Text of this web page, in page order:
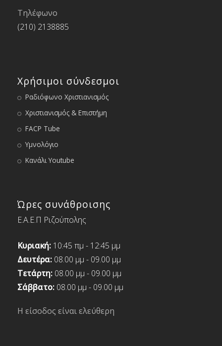
Τηλέφωνο
(210) 2138885
Χρήσιμοι σύνδεσμοι
Ραδιόφωνο Χριστιανισμός
Χριστιανισμός & Επιστήμη
FACP Tube
Υμνολόγιο
Κανάλι Youtube
Ώρες συνάθροισης
Ε.Α.Ε.Π Ριζούπολης
Κυριακή: 10:45 πμ - 12:45 μμ
Δευτέρα: 08.00 μμ - 09.00 μμ
Τετάρτη: 08.00 μμ - 09.00 μμ
Σάββατο: 08.00 μμ - 09.00 μμ
Η είσοδος είναι ελεύθερη